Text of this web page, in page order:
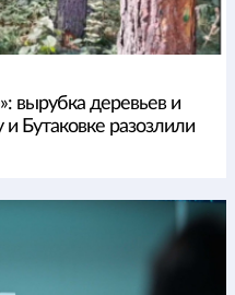
вырубка деревьев и
Бутаковке разозлили